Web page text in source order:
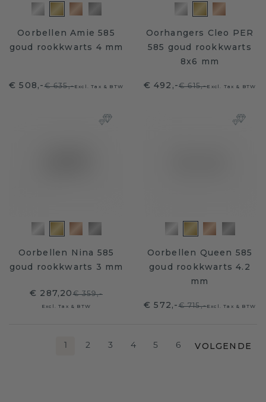
Oorbellen Amie 585
goud rookkwarts 4 mm
€ 508,-€ 635,-Excl. Tax & BTW
Oorhangers Cleo PER
585 goud rookkwarts
8x6 mm
€ 492,-€ 615,-Excl. Tax & BTW
Oorbellen Nina 585
goud rookkwarts 3 mm
€ 287,20€ 359,-
Excl. Tax & BTW
Oorbellen Queen 585
goud rookkwarts 4.2
mm
€ 572,-€ 715,-Excl. Tax & BTW
1 2 3 4 5 6 VOLGENDE